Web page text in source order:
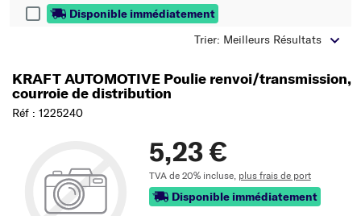
Disponible immédiatement
Trier: Meilleurs Résultats
KRAFT AUTOMOTIVE Poulie renvoi/transmission,
courroie de distribution
Réf : 1225240
5,23 €
TVA de 20% incluse, plus frais de port
Disponible immédiatement